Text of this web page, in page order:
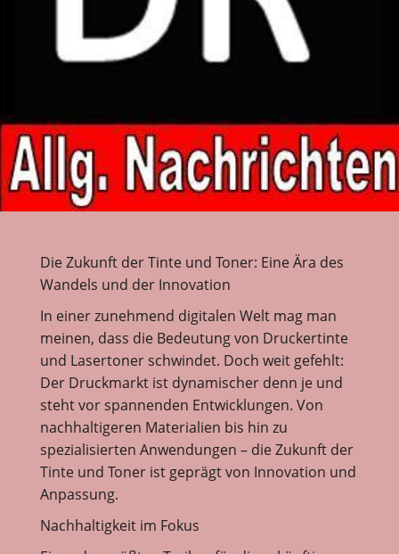
Die Zukunft der Tinte und Toner: Eine Ära des
Wandels und der Innovation
In einer zunehmend digitalen Welt mag man
meinen, dass die Bedeutung von Druckertinte
und Lasertoner schwindet. Doch weit gefehlt:
Der Druckmarkt ist dynamischer denn je und
steht vor spannenden Entwicklungen. Von
nachhaltigeren Materialien bis hin zu
spezialisierten Anwendungen – die Zukunft der
Tinte und Toner ist geprägt von Innovation und
Anpassung.
Nachhaltigkeit im Fokus